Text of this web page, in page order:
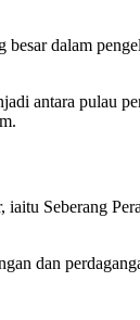
dalam
antara pulau
Seberang
dan